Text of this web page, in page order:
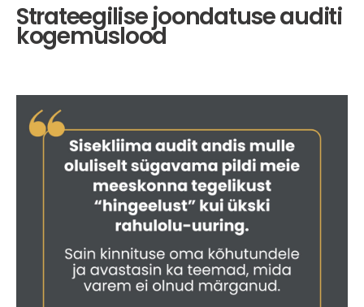
Strateegilise joondatuse auditi
kogemuslood